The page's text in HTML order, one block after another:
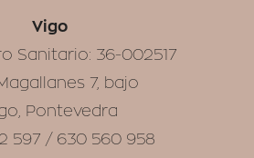
Vigo
Sanitario: 36-002517
7, bajo
Pontevedra
597 / 630 560 958